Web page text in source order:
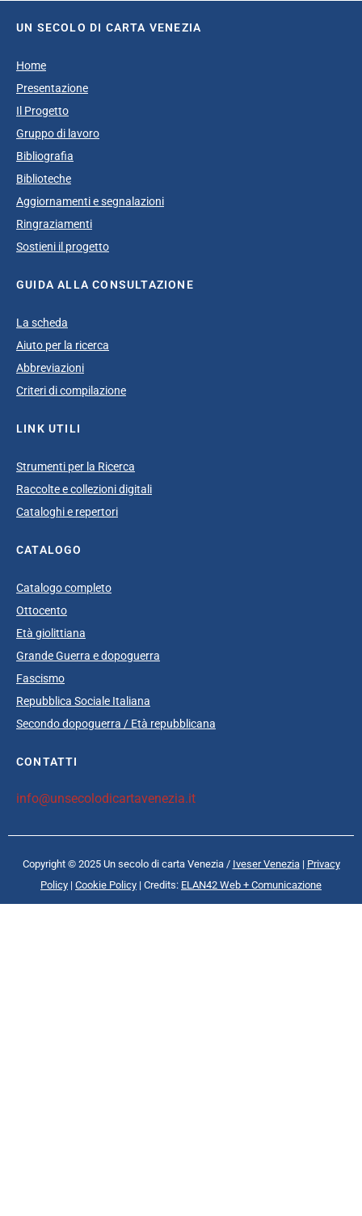
UN SECOLO DI CARTA VENEZIA
Home
Presentazione
Il Progetto
Gruppo di lavoro
Bibliografia
Biblioteche
Aggiornamenti e segnalazioni
Ringraziamenti
Sostieni il progetto
GUIDA ALLA CONSULTAZIONE
La scheda
Aiuto per la ricerca
Abbreviazioni
Criteri di compilazione
LINK UTILI
Strumenti per la Ricerca
Raccolte e collezioni digitali
Cataloghi e repertori
CATALOGO
Catalogo completo
Ottocento
Età giolittiana
Grande Guerra e dopoguerra
Fascismo
Repubblica Sociale Italiana
Secondo dopoguerra / Età repubblicana
CONTATTI
info@unsecolodicartavenezia.it
Copyright © 2025 Un secolo di carta Venezia / Iveser Venezia| Privacy
Policy | Cookie Policy | Credits: ELAN42 Web + Comunicazione